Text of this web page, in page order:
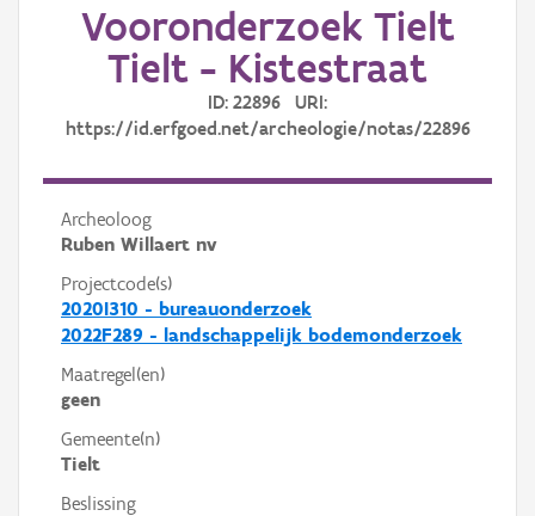
AanmeldenVooronderzoek Tielt
Tielt - Kistestraat
ID: 22896 URI:
https://id.erfgoed.net/archeologie/notas/22896
Archeoloog
Ruben Willaert nv
Projectcode(s)
2020I310 - bureauonderzoek
2022F289 - landschappelijk bodemonderzoek
Maatregel(en)
geen
Gemeente(n)
Tielt
Beslissing